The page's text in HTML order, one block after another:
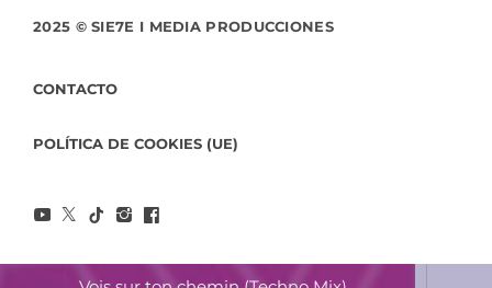
2025 © SIE7E I MEDIA PRODUCCIONES
CONTACTO
POLÍTICA DE COOKIES (UE)